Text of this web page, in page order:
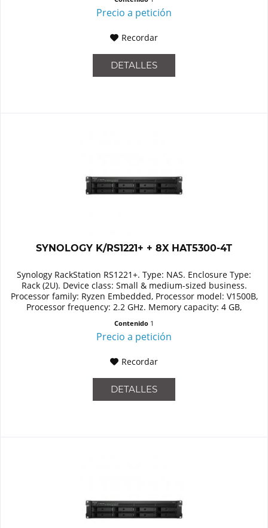
Precio a petición
Recordar
DETALLES
SYNOLOGY K/RS1221+ + 8X HAT5300-4T
Synology RackStation RS1221+. Type: NAS. Enclosure Type:
Rack (2U). Device class: Small & medium-sized business.
Processor family: Ryzen Embedded, Processor model: V1500B,
Processor frequency: 2.2 GHz. Memory capacity: 4 GB,
Contenido 1
Precio a petición
Recordar
DETALLES